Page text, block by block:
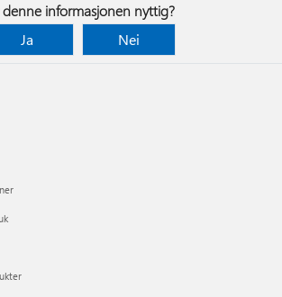
informasjonen nyttig?
Ja
Nei